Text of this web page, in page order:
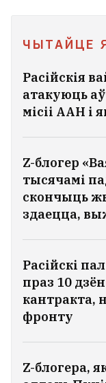
ЧЫТАЙЦЕ
Расійскія
атакуюць
місіі ААН і
Z-блогер
тысячамі
скончыць
здаецца,
Расійскі
праз 10
кантракта,
фронту
Z-блогера,
«Гэтыя
Чаму
такія цяжкія